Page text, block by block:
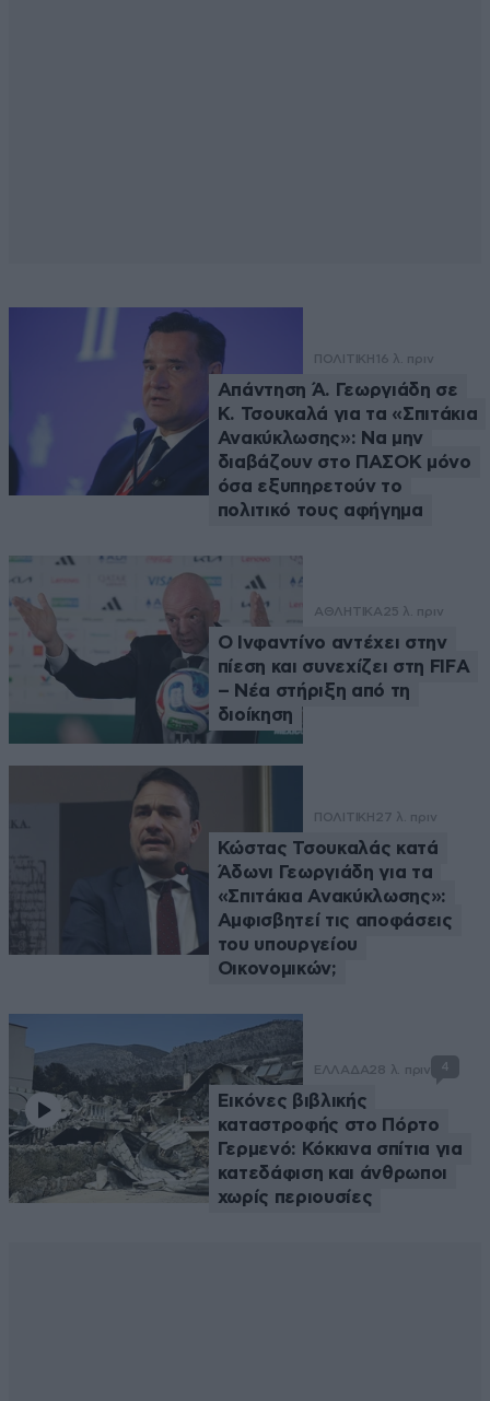
ΠΟΛΙΤΙΚΗ 16 λ. πριν
Απάντηση Ά. Γεωργιάδη σε
Κ. Τσουκαλά για τα «Σπιτάκια
Ανακύκλωσης»: Να μην
διαβάζουν στο ΠΑΣΟΚ μόνο
όσα εξυπηρετούν το
πολιτικό τους αφήγημα
ΑΘΛΗΤΙΚΑ25 λ. πριν
Ο Ινφαντίνο αντέχει στην
πίεση και συνεχίζει στη FIFA
– Νέα στήριξη από τη
διοίκηση
ΠΟΛΙΤΙΚΗ27 λ. πριν
Κώστας Τσουκαλάς κατά
Άδωνι Γεωργιάδη για τα
«Σπιτάκια Ανακύκλωσης»:
Αμφισβητεί τις αποφάσεις
του υπουργείου
Οικονομικών;
ΕΛΛΑΔΑ28 λ. πριν 4
Εικόνες βιβλικής
καταστροφής στο Πόρτο
Γερμενό: Κόκκινα σπίτια για
κατεδάφιση και άνθρωποι
χωρίς περιουσίες